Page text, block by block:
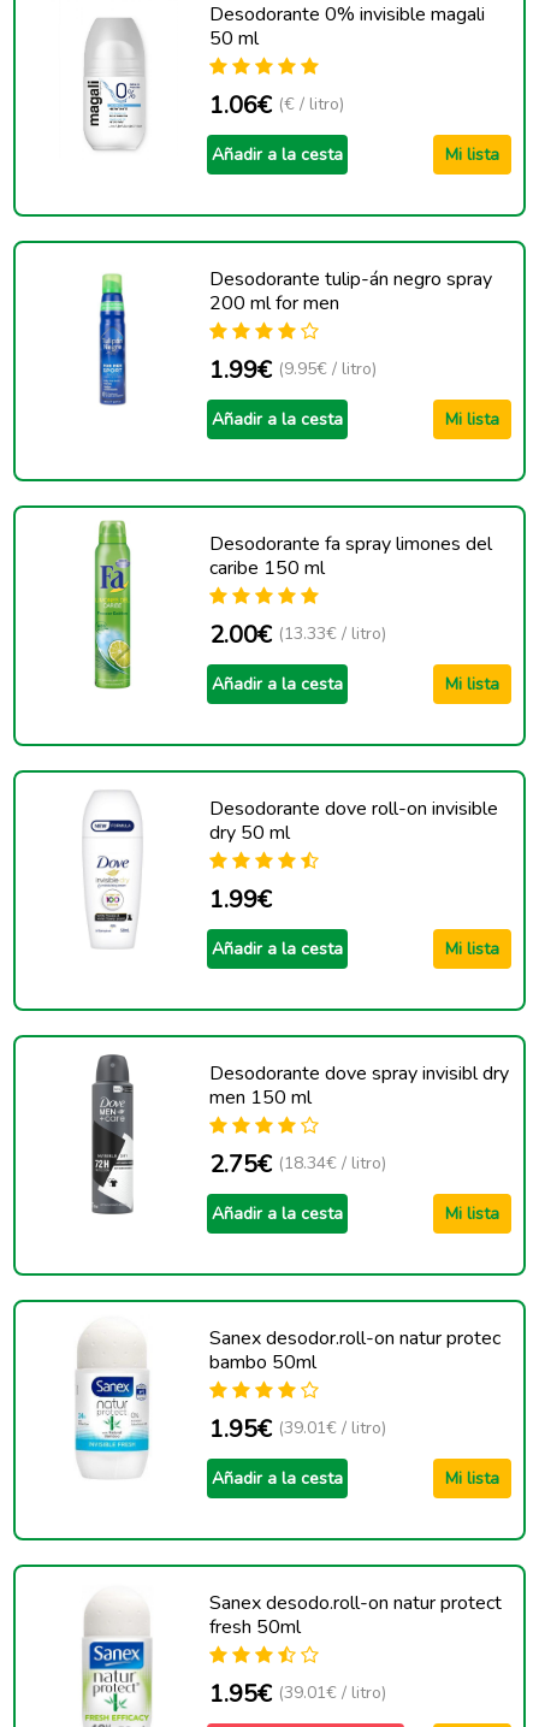
Desodorante 0% invisible magali
50 ml
1.06€ (€ / litro)
Añadir a la cesta Mi lista
Desodorante tulip-án negro spray
200 ml for men
1.99€ (9.95€ / litro)
Añadir a la cesta Mi lista
Desodorante fa spray limones del
caribe 150 ml
2.00€ (13.33€ / litro)
Añadir a la cesta Mi lista
Desodorante dove roll-on invisible
dry 50 ml
1.99€
Añadir a la cesta Mi lista
Desodorante dove spray invisibl dry
men 150 ml
2.75€ (18.34€ / litro)
Añadir a la cesta Mi lista
Sanex desodor.roll-on natur protec
bambo 50ml
1.95€ (39.01€ / litro)
Añadir a la cesta Mi lista
Sanex desodo.roll-on natur protect
fresh 50ml
1.95€ (39.01€ / litro)